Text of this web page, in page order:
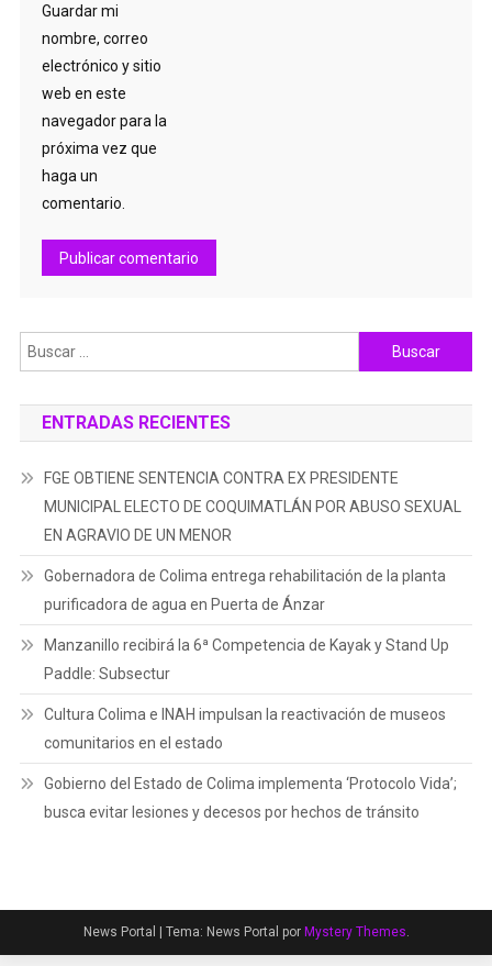
Guardar mi
nombre, correo
electrónico y sitio
web en este
navegador para la
próxima vez que
haga un
comentario.
Buscar:
ENTRADAS RECIENTES
FGE OBTIENE SENTENCIA CONTRA EX PRESIDENTE
MUNICIPAL ELECTO DE COQUIMATLÁN POR ABUSO SEXUAL
EN AGRAVIO DE UN MENOR
Gobernadora de Colima entrega rehabilitación de la planta
purificadora de agua en Puerta de Ánzar
Manzanillo recibirá la 6ª Competencia de Kayak y Stand Up
Paddle: Subsectur
Cultura Colima e INAH impulsan la reactivación de museos
comunitarios en el estado
Gobierno del Estado de Colima implementa ‘Protocolo Vida’;
busca evitar lesiones y decesos por hechos de tránsito
News Portal Tema: News Portal por Mystery Themes.